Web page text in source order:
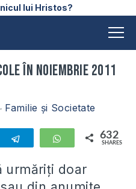
lui Hristos?
în Noiembrie 2011
Familie și Societate
Telegram WhatsApp
632
SHARES
urmăriţi doar